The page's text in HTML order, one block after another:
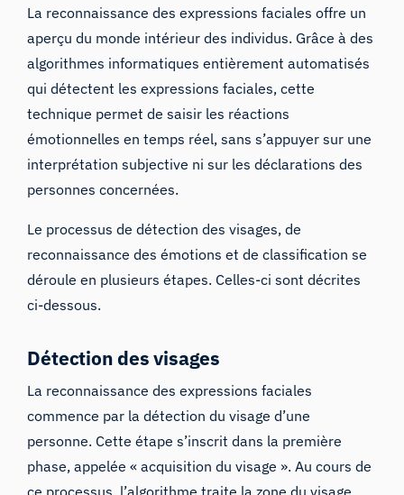
La reconnaissance des expressions faciales offre un
aperçu du monde intérieur des individus. Grâce à des
algorithmes informatiques entièrement automatisés
qui détectent les expressions faciales, cette
technique permet de saisir les réactions
émotionnelles en temps réel, sans s’appuyer sur une
interprétation subjective ni sur les déclarations des
personnes concernées.
Le processus de détection des visages, de
reconnaissance des émotions et de classification se
déroule en plusieurs étapes. Celles-ci sont décrites
ci-dessous.
Détection des visages
La reconnaissance des expressions faciales
commence par la détection du visage d’une
personne. Cette étape s’inscrit dans la première
phase, appelée « acquisition du visage ». Au cours de